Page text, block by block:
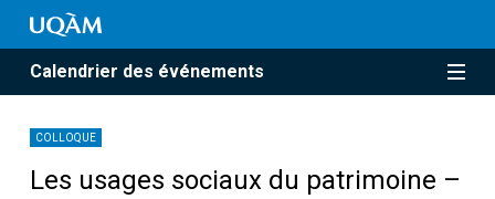
Calendrier des événements
COLLOQUE
Les usages sociaux du patrimoine –